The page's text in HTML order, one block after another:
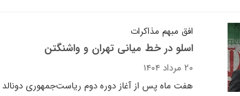
افق مبهم مذاکرات
اسلو در خط میانی تهران و واشنگتن
۲۰ مرداد ۱۴۰۴